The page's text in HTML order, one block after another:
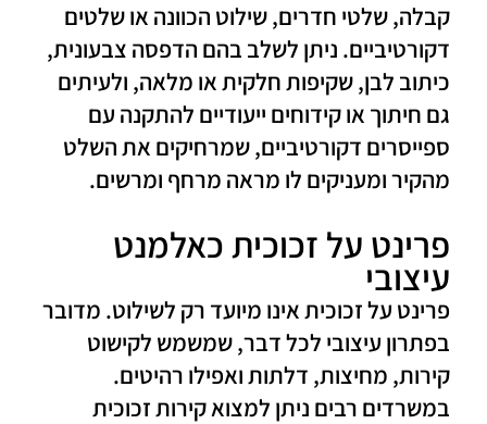
קבלה, שלטי חדרים, שילוט הכוונה או שלטים
דקורטיביים. ניתן לשלב בהם הדפסה צבעונית,
כיתוב לבן, שקיפות חלקית או מלאה, ולעיתים
גם חיתוך או קידוחים ייעודיים להתקנה עם
ספייסרים דקורטיביים, שמרחיקים את השלט
מהקיר ומעניקים לו מראה מרחף ומרשים.
פרינט על זכוכית כאלמנט
עיצובי
פרינט על זכוכית אינו מיועד רק לשילוט. מדובר
בפתרון עיצובי לכל דבר, שמשמש לקישוט
קירות, מחיצות, דלתות ואפילו רהיטים.
במשרדים רבים ניתן למצוא קירות זכוכית